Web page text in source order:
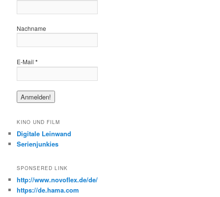
Nachname
E-Mail*
KINO UND FILM
Digitale Leinwand
Serienjunkies
SPONSERED LINK
http://www.novoflex.de/de/
https://de.hama.com